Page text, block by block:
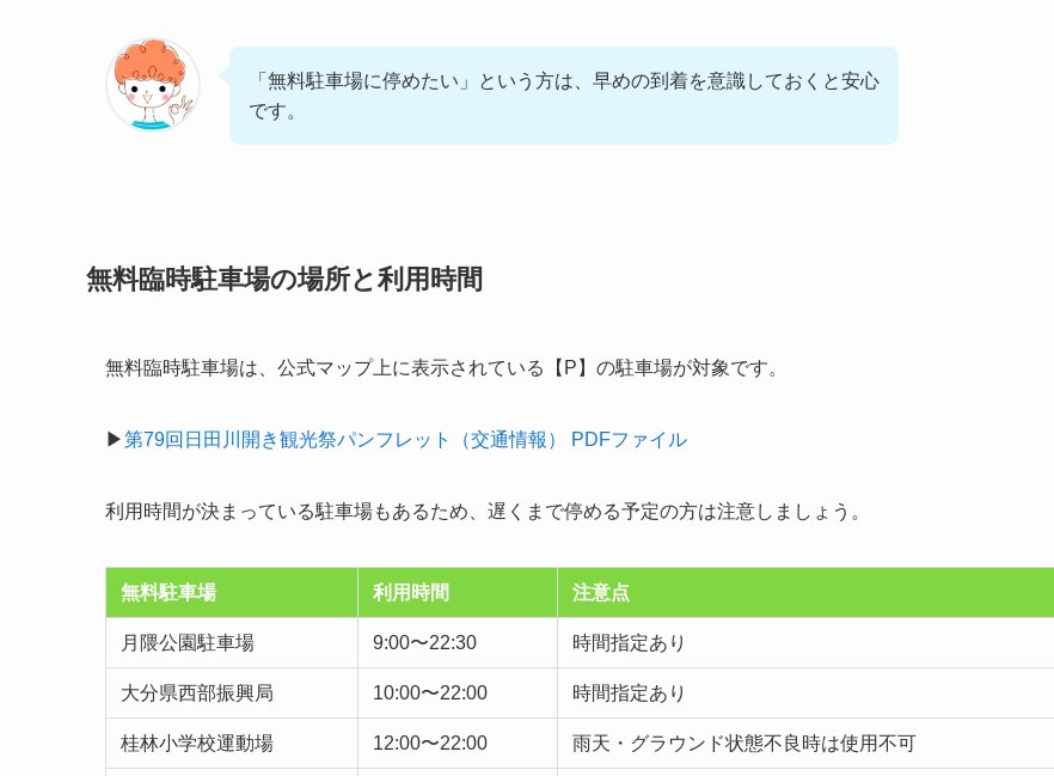
「無料駐車場に停めたい」という方は、早めの到着を意識しておくと安心
です。
無料臨時駐車場の場所と利用時間
無料臨時駐車場は、公式マップ上に表示されている【P】の駐車場が対象です。
▶第79回日田川開き観光祭パンフレット（交通情報） PDFファイル
利用時間が決まっている駐車場もあるため、遅くまで停める予定の方は注意しましょう。
無料駐車場 利用時間 注意点
月隈公園駐車場 9:00〜22:30 時間指定あり
大分県西部振興局 10:00〜22:00 時間指定あり
桂林小学校運動場 12:00〜22:00 雨天・グラウンド状態不良時は使用不可